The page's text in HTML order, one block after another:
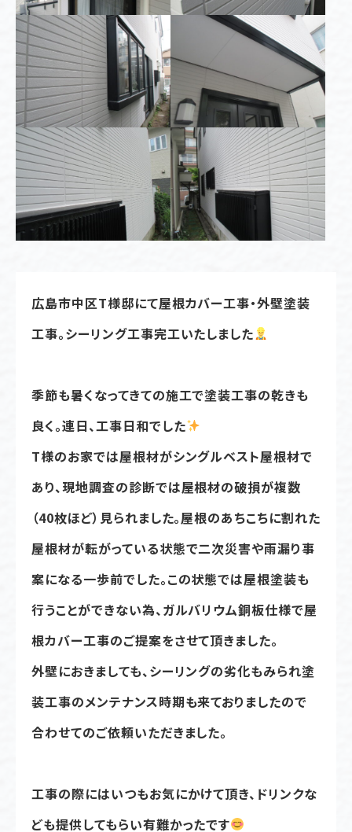
広島市中区T様邸にて屋根カバー工事・外壁塗装
工事。シーリング工事完工いたしました
季節も暑くなってきての施工で塗装工事の乾きも
良く。連日、工事日和でした
T様のお家では屋根材がシングルベスト屋根材で
あり、現地調査の診断では屋根材の破損が複数
（40枚ほど）見られました。屋根のあちこちに割れた
屋根材が転がっている状態で二次災害や雨漏り事
案になる一歩前でした。この状態では屋根塗装も
行うことができない為、ガルバリウム銅板仕様で屋
根カバー工事のご提案をさせて頂きました。
外壁におきましても、シーリングの劣化もみられ塗
装工事のメンテナンス時期も来ておりましたので
合わせてのご依頼いただきました。
工事の際にはいつもお気にかけて頂き、ドリンクな
ども提供してもらい有難かったです